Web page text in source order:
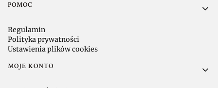
POMOC
Regulamin
Polityka prywatności
Ustawienia plików cookies
MOJE KONTO